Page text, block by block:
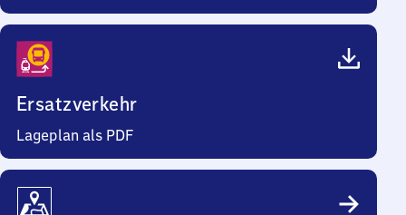
Ersatzverkehr
Lageplan als PDF